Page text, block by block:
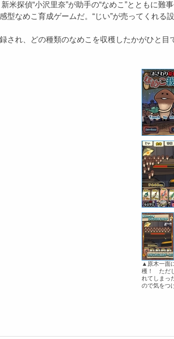
米探偵“小沢里奈”が助手の“なめこ”とともに
型なめこ育成ゲームだ。“じい”が売ってくれる
され、どの種類のなめこを収穫したかがひと
▲原木一面
穫！ ただ
れてしまっ
ので気をつ